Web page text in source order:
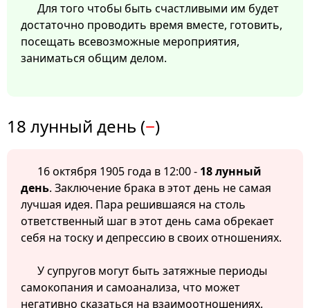
Для того чтобы быть счастливыми им будет
достаточно проводить время вместе, готовить,
посещать всевозможные мероприятия,
заниматься общим делом.
18 лунный день (−)
16 октября 1905 года в 12:00 - 18 лунный
день. Заключение брака в этот день не самая
лучшая идея. Пара решившаяся на столь
ответственный шаг в этот день сама обрекает
себя на тоску и депрессию в своих отношениях.
У супругов могут быть затяжные периоды
самокопания и самоанализа, что может
негативно сказаться на взаимоотношениях.